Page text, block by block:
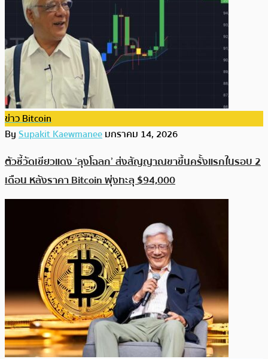
ข่าว Bitcoin
BySupakit Kaewmaneeมกราคม 14, 2026
ตัวชี้วัดเขียวแดง ‘ลุงโฉลก’ ส่งสัญญาณขาขึ้นครั้งแรกในรอบ 2
เดือน หลังราคา Bitcoin พุ่งทะลุ $94,000